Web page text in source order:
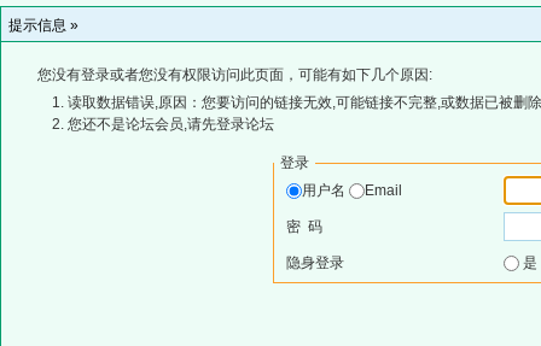
提示信息 »
您没有登录或者您没有权限访问此页面，可能有如下几个原因:
读取数据错误,原因：您要访问的链接无效,可能链接不完整,或数据已被删
您还不是论坛会员,请先登录论坛
登录
用户名
Email
密 码
隐身登录